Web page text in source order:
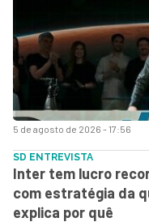
5 de agosto de 2026 - 17:56
SD ENTREVISTA
Inter tem lucro
com estratégia da
explica por quê